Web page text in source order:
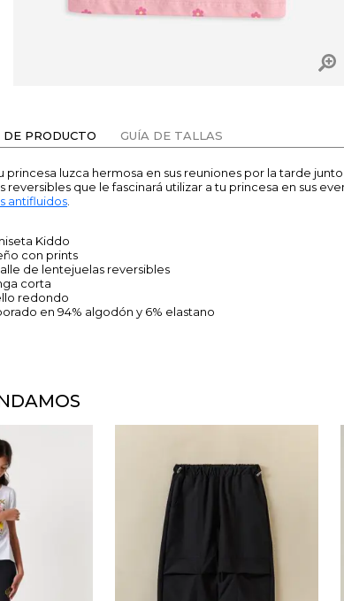
PRODUCTO GUÍA DE TALLAS
princesa luzca hermosa en sus reuniones por la tarde
reversibles que le fascinará utilizar a tu princesa en sus
antifluidos
Kiddo
con prints
de lentejuelas reversibles
corta
redondo
en 94% algodón y 6% elastano